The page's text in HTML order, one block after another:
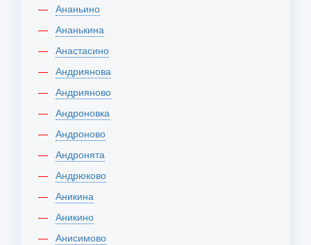
Ананьино
Ананькина
Анастасино
Андриянова
Андрияново
Андроновка
Андроново
Андронята
Андрюково
Аникина
Аникино
Анисимово